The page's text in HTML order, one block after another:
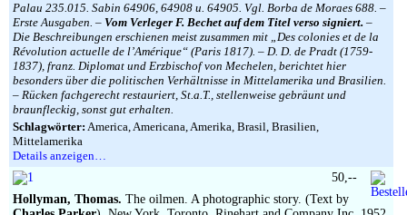
Palau 235.015. Sabin 64906, 64908 u. 64905. Vgl. Borba de Moraes 688. –
Erste Ausgaben. – Vom Verleger F. Bechet auf dem Titel verso signiert. –
Die Beschreibungen erschienen meist zusammen mit „Des colonies et de la
Révolution actuelle de l’Amérique“ (Paris 1817). – D. D. de Pradt (1759-
1837), franz. Diplomat und Erzbischof von Mechelen, berichtet hier
besonders über die politischen Verhältnisse in Mittelamerika und Brasilien.
– Rücken fachgerecht restauriert, St.a.T., stellenweise gebräunt und
braunfleckig, sonst gut erhalten.
Schlagwörter: America, Americana, Amerika, Brasil, Brasilien,
Mittelamerika
Details anzeigen…
Hollyman, Thomas. The oilmen. A photographic story. (Text by
50,--